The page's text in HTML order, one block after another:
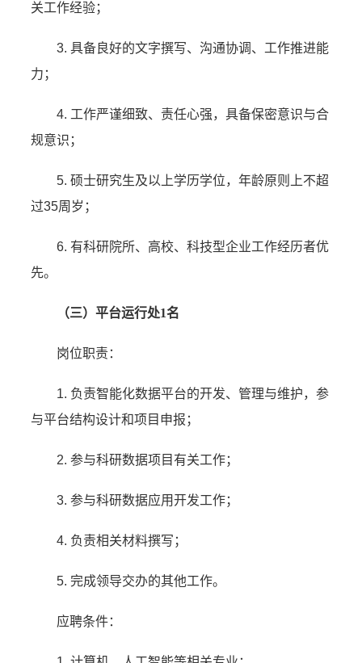
关工作经验；
3. 具备良好的文字撰写、沟通协调、工作推进能
力；
4. 工作严谨细致、责任心强，具备保密意识与合
规意识；
5. 硕士研究生及以上学历学位，年龄原则上不超
过35周岁；
6. 有科研院所、高校、科技型企业工作经历者优
先。
（三）平台运行处1名
岗位职责：
1. 负责智能化数据平台的开发、管理与维护，参
与平台结构设计和项目申报；
2. 参与科研数据项目有关工作；
3. 参与科研数据应用开发工作；
4. 负责相关材料撰写；
5. 完成领导交办的其他工作。
应聘条件：